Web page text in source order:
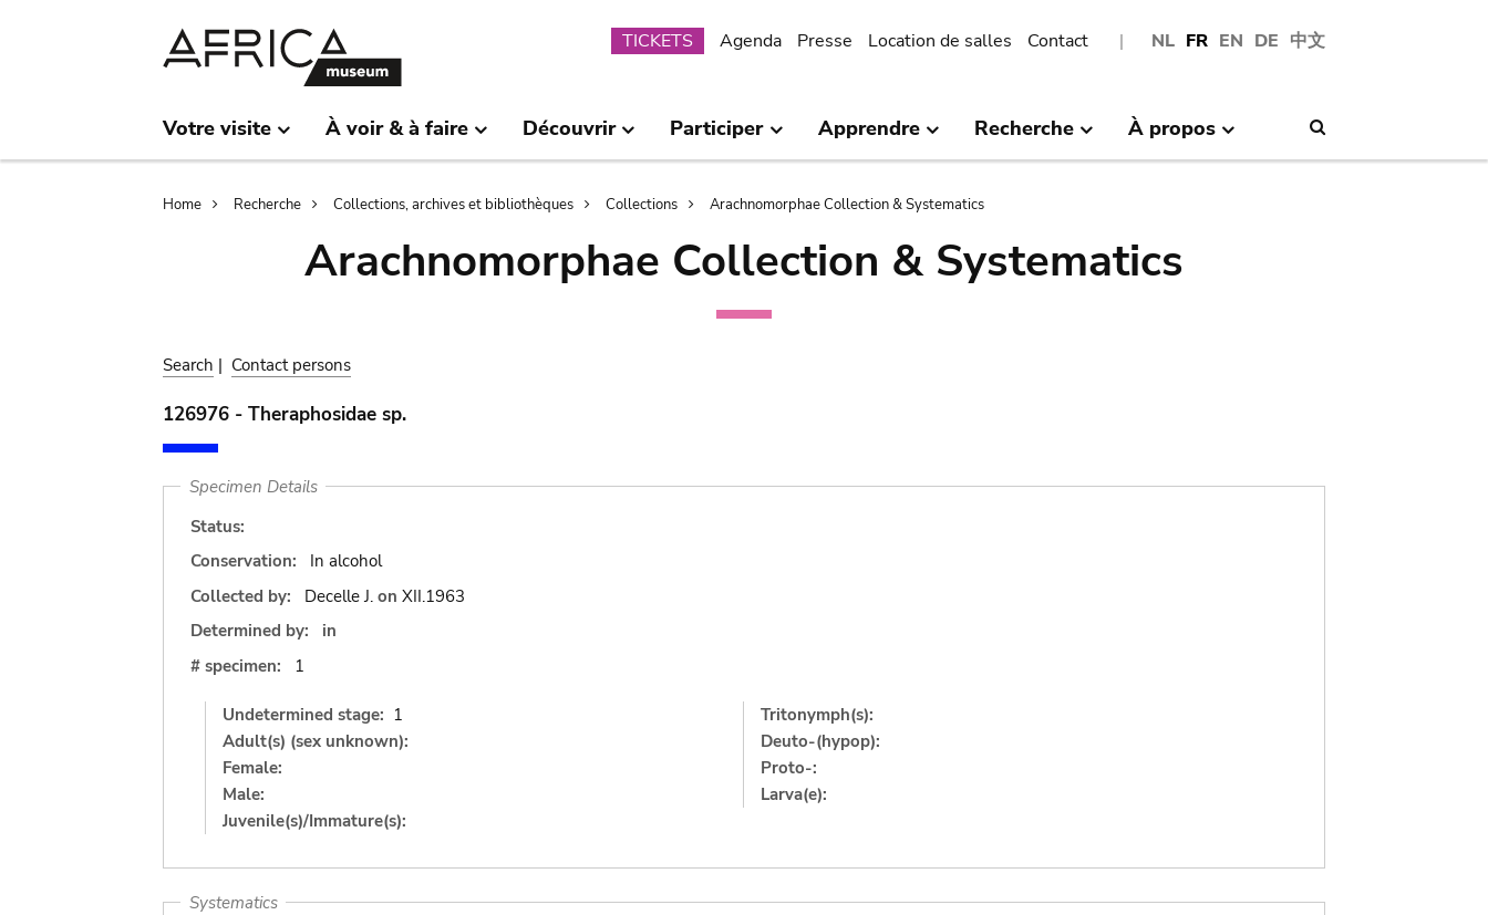
NL FR EN DE 中文
Submenu
TICKETS Agenda Presse Location de salles Contact
Votre visite À voir & à faire Découvrir Participer Apprendre Recherche À propos
Breadcrumb
Home Recherche Collections, archives et bibliothèques Collections Arachnomorphae Collection & Systematics
Arachnomorphae Collection & Systematics
Search | Contact persons
126976 - Theraphosidae sp.
Specimen Details
Status:
Conservation:
In alcohol
Collected by:
Decelle J. on XII.1963
Determined by:
in
# specimen:
1
Undetermined stage: 1
Adult(s) (sex unknown):
Female:
Male:
Juvenile(s)/Immature(s):
Tritonymph(s):
Deuto-(hypop):
Proto-:
Larva(e):
Systematics